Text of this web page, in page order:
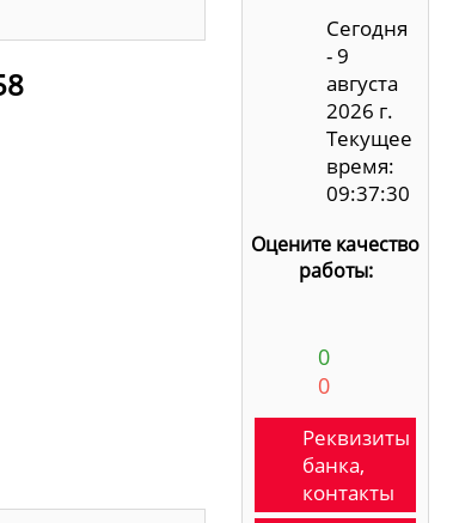
Сегодня
- 9
августа
2026 г.
Текущее
время:
09:37:30
Оцените качество
работы:
0
0
Реквизиты
банка,
контакты